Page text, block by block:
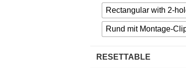
Rectangular with 2-
Rund mit Montage-
RESETTABLE